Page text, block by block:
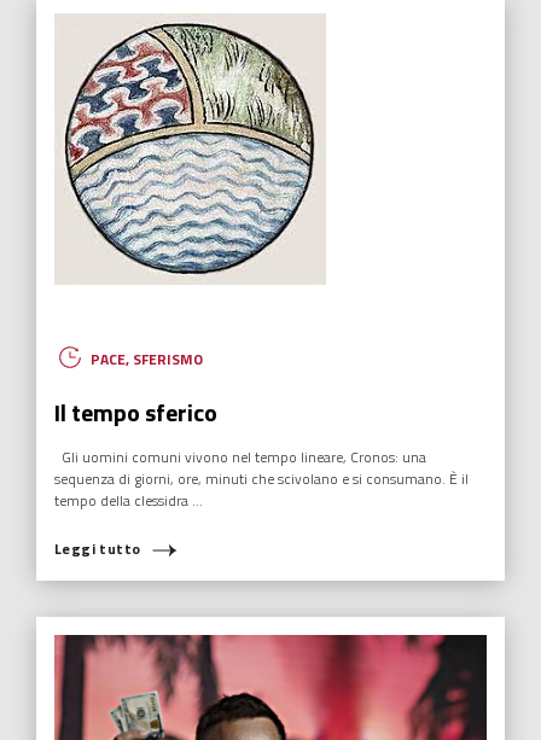
PACE, SFERISMO
Il tempo sferico
Gli uomini comuni vivono nel tempo lineare, Cronos: una
sequenza di giorni, ore, minuti che scivolano e si consumano. È il
tempo della clessidra ...
Leggi tutto